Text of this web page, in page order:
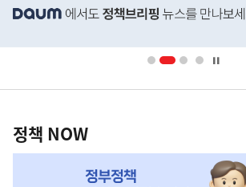
단
배
영
책
NOW,
정책 NOW